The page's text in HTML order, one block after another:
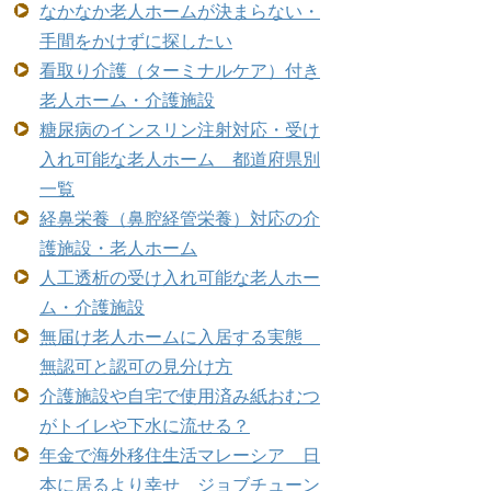
なかなか老人ホームが決まらない・
手間をかけずに探したい
看取り介護（ターミナルケア）付き
老人ホーム・介護施設
糖尿病のインスリン注射対応・受け
入れ可能な老人ホーム 都道府県別
一覧
経鼻栄養（鼻腔経管栄養）対応の介
護施設・老人ホーム
人工透析の受け入れ可能な老人ホー
ム・介護施設
無届け老人ホームに入居する実態
無認可と認可の見分け方
介護施設や自宅で使用済み紙おむつ
がトイレや下水に流せる？
年金で海外移住生活マレーシア 日
本に居るより幸せ ジョブチューン